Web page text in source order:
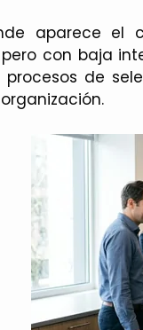
aparece el
con baja
de